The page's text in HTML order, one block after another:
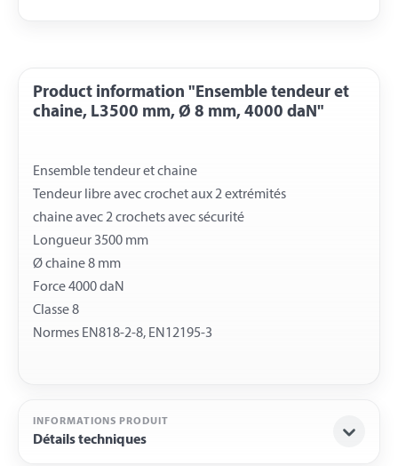
Product information "Ensemble tendeur et
chaine, L3500 mm, Ø 8 mm, 4000 daN"
Ensemble tendeur et chaine
Tendeur libre avec crochet aux 2 extrémités
chaine avec 2 crochets avec sécurité
Longueur 3500 mm
Ø chaine 8 mm
Force 4000 daN
Classe 8
INFORMATIONS PRODUIT
Détails techniques